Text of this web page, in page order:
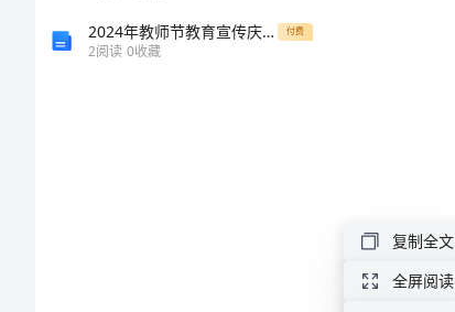
2024年教师节教育宣传庆祝表彰活动方案 付费
2阅读 0收藏
复制全文
全屏阅读